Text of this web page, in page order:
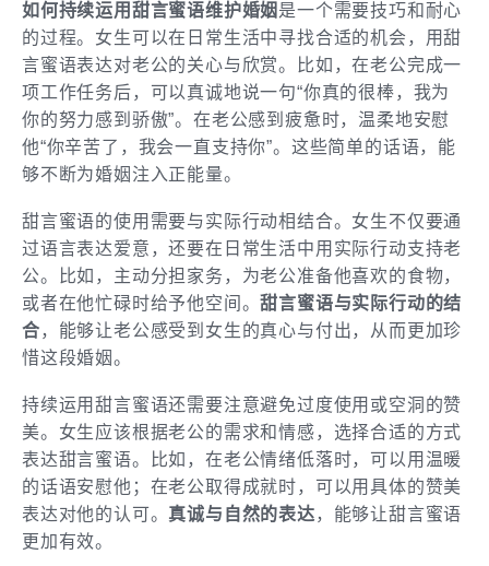
如何持续运用甜言蜜语维护婚姻 是一个需要技巧和耐心
的过程。女生可以在日常生活中寻找合适的机会，用甜
言蜜语表达对老公的关心与欣赏。比如，在老公完成一
项工作任务后，可以真诚地说一句“你真的很棒，我为
你的努力感到骄傲”。在老公感到疲惫时，温柔地安慰
他“你辛苦了，我会一直支持你”。这些简单的话语，能
够不断为婚姻注入正能量。
甜言蜜语的使用需要与实际行动相结合。女生不仅要通
过语言表达爱意，还要在日常生活中用实际行动支持老
公。比如，主动分担家务，为老公准备他喜欢的食物，
或者在他忙碌时给予他空间。甜言蜜语与实际行动的结
合 ，能够让老公感受到女生的真心与付出，从而更加珍
惜这段婚姻。
持续运用甜言蜜语还需要注意避免过度使用或空洞的赞
美。女生应该根据老公的需求和情感，选择合适的方式
表达甜言蜜语。比如，在老公情绪低落时，可以用温暖
的话语安慰他；在老公取得成就时，可以用具体的赞美
表达对他的认可。 真诚与自然的表达 ，能够让甜言蜜语
更加有效。